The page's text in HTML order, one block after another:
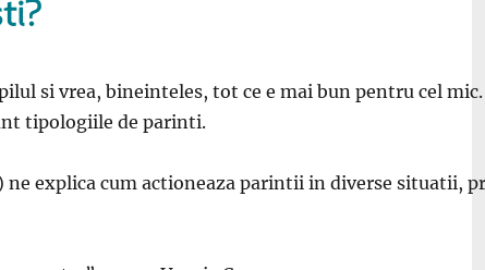
si vrea, bineinteles, tot ce e mai bun pentru cel
tipologiile de parinti.
ne explica cum actioneaza parintii in diverse situatii,